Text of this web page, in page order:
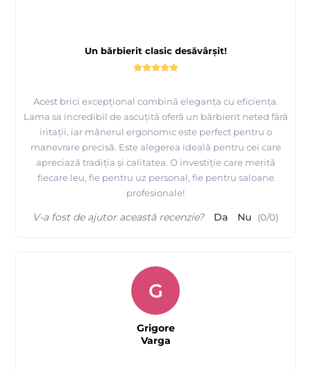
Un bărbierit clasic desăvârșit!
Acest brici excepțional combină eleganța cu eficiența.
Lama sa incredibil de ascuțită oferă un bărbierit neted fără
iritații, iar mânerul ergonomic este perfect pentru o
manevrare precisă. Este alegerea ideală pentru cei care
apreciază tradiția și calitatea. O investiție care merită
fiecare leu, fie pentru uz personal, fie pentru saloane
profesionale!
V-a fost de ajutor această recenzie? Da Nu (0/0)
G
Grigore
Varga